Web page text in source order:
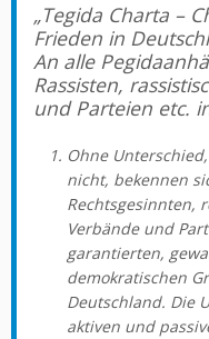
„Tegida Charta –
Frieden in
An alle
Rassisten,
und Parteien etc.
Ohne
nicht, bekennen
Rechtsgesinnten,
Verbände und
garantierten,
demokratischen
Deutschland. Die
aktiven und